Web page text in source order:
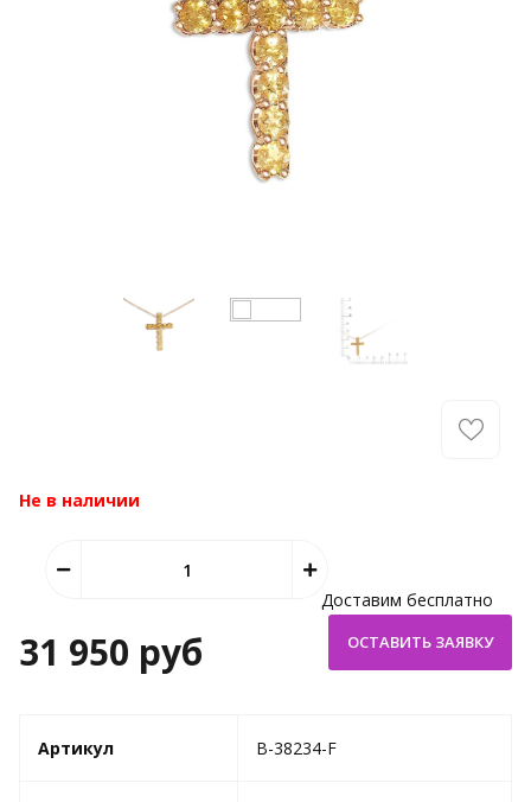
Не в наличии
31 950 руб
Доставим бесплатно
Артикул B-38234-F